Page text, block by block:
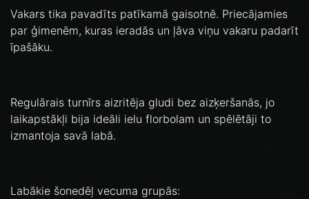
Vakars tika pavadīts patīkamā gaisotnē. Priecājamies
par ģimenēm, kuras ieradās un ļāva viņu vakaru padarīt
īpašāku.
Regulārais turnīrs aizritēja gludi bez aizķeršanās, jo
laikapstākļi bija ideāli ielu florbolam un spēlētāji to
izmantoja savā labā.
Labākie šonedēļ vecuma grupās: